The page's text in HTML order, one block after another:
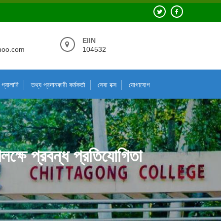
EIIN
104532
গ্যালারি তথ্য প্রদানকারী কর্মকর্তা সেবা বক্স যোগাযোগ
প্রবন্ধ প্রতিযোগিতা